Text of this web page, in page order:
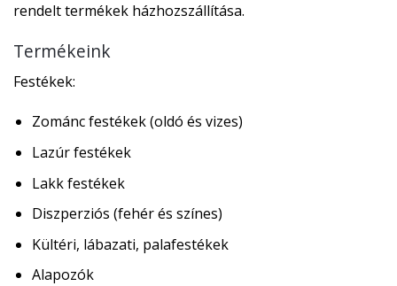
rendelt termékek házhozszállítása.
Termékeink
Festékek:
Zománc festékek (oldó és vizes)
Lazúr festékek
Lakk festékek
Diszperziós (fehér és színes)
Kültéri, lábazati, palafestékek
Alapozók